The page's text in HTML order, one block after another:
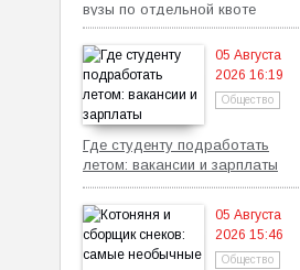
вузы по отдельной квоте
05 Августа
2026 16:19
Общество
Где студенту подработать
летом: вакансии и зарплаты
05 Августа
2026 15:46
Общество